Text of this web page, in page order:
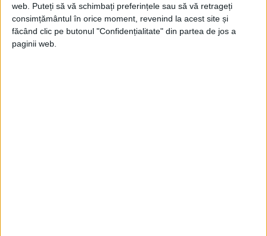
web. Puteți să vă schimbați preferințele sau să vă retrageți
consimțământul în orice moment, revenind la acest site și
făcând clic pe butonul "Confidențialitate" din partea de jos a
paginii web.